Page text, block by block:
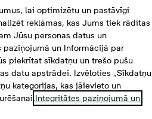
lai optimizētu un pastāvīgi
reklāmas, kas Jums tiek rādītas
Jūsu personas datus un
un Informācijā par
piekrītat sīkdatņu un trešo pušu
datu apstrādei. Izvēloties „Sīkdatņu
kategorijas, kas jāievieto un
Integritātes paziņojumā un